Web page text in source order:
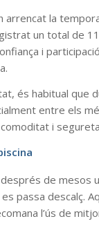
arrencat la
un total de
i
és habitual
entre els
comoditat i
després de mesos
passa descalç.
l’ús de